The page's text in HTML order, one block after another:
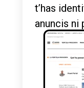
t’has
anuncis ni